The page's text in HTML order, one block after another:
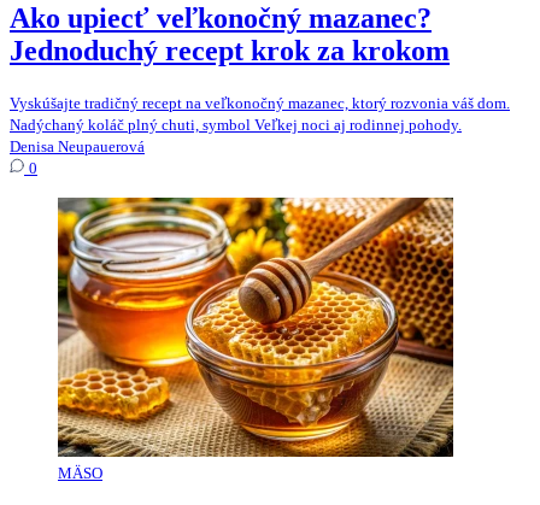
Ako upiecť veľkonočný mazanec?
Jednoduchý recept krok za krokom
Vyskúšajte tradičný recept na veľkonočný mazanec, ktorý rozvonia váš dom.
Nadýchaný koláč plný chuti, symbol Veľkej noci aj rodinnej pohody.
Denisa Neupauerová
0
MÄSO